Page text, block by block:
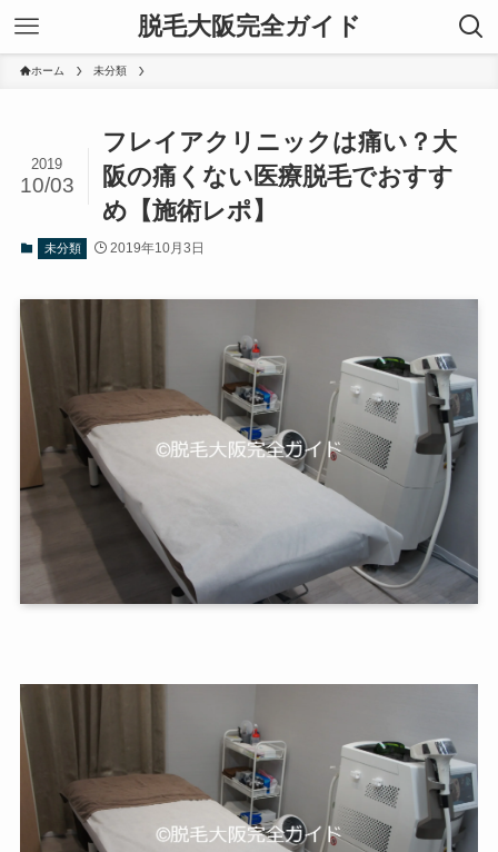
脱毛大阪完全ガイド
ホーム 未分類
フレイアクリニックは痛い？大
阪の痛くない医療脱毛でおすす
め【施術レポ】
2019
10/03
未分類 2019年10月3日